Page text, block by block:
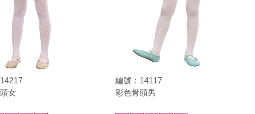
女
編號：14117
彩色骨頭男